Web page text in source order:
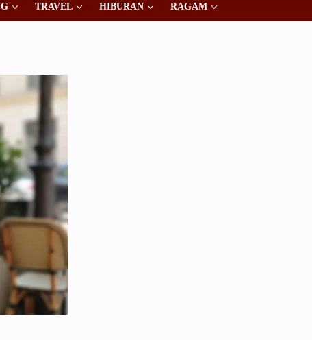
TRAVEL HIBURAN RAGAM